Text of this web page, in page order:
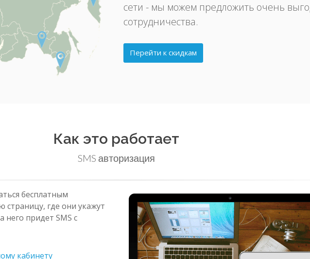
сети - мы можем предложить очень
сотрудничества.
Перейти к скидкам
Как это работает
SMS авторизация
бесплатным
где они укажут
придет SMS с
кабинету